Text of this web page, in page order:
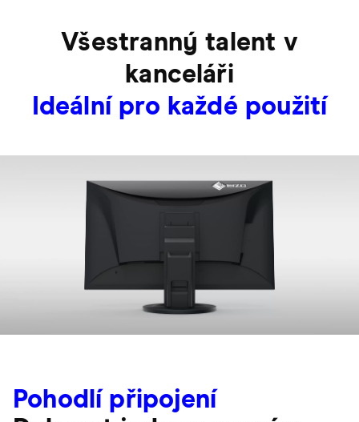
Všestranný talent v
kanceláři
Ideální pro každé použití
Pohodlí připojení